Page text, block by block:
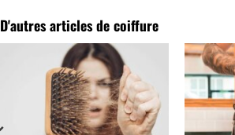
plusieurs
options
peuvent
choisies
Les
options
peuvent
être
choisies
D'autres articles de coiffure